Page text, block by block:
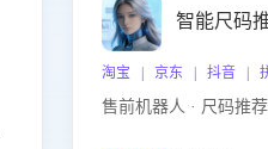
智能尺码
淘宝 | 京东 | 抖音 |
售前机器人 · 尺码推